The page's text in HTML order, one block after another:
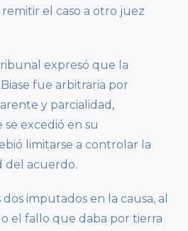
el caso a otro juez
expresó que la
fue arbitraria por
y parcialidad,
excedió en su
limitarse a controlar la
del acuerdo.
imputados en la causa, al
el fallo que daba por tierra